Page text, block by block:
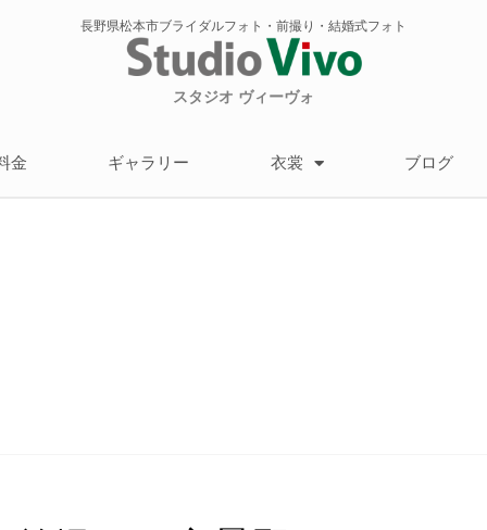
長野県松本市ブライダルフォト・前撮り・結婚式フォト
スタジオ ヴィーヴォ
金 ギャラリー 衣裳 ブログ